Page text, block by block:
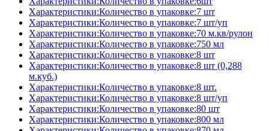
Характеристики:Количество в упаковке:7 шт
Характеристики:Количество в упаковке:7 шт/уп
Характеристики:Количество в упаковке:70 м.кв/рулон
Характеристики:Количество в упаковке:750 мл
Характеристики:Количество в упаковке:8 шт
Характеристики:Количество в упаковке:8 шт (0,288
м.куб.)
Характеристики:Количество в упаковке:8 шт.
Характеристики:Количество в упаковке:8 шт/уп
Характеристики:Количество в упаковке:80 шт
Характеристики:Количество в упаковке:800 мл